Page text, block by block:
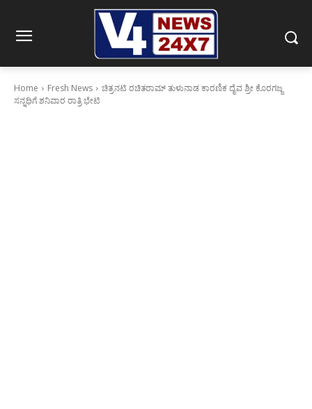
Home Fresh News
ಚಿತ್ರನಟಿ ರಚಿತರಾಮ್ ತುಳುನಾಡ ಕಾರಣಿಕ ದೈವ ಶ್ರೀ ಕೊರಗಜ್ಜ
ಸನ್ನಧಿಗೆ ಶನಿವಾರ ರಾತ್ರಿ ಭೇಟಿ